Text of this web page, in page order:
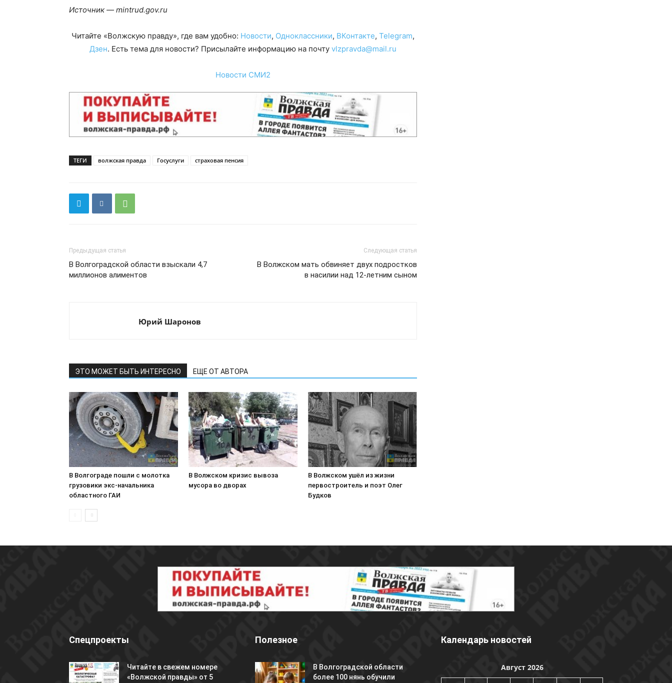
Источник — mintrud.gov.ru
Читайте «Волжскую правду», где вам удобно: Новости, Одноклассники, ВКонтакте, Telegram,
Дзен. Есть тема для новости? Присылайте информацию на почту vlzpravda@mail.ru
Новости СМИ2
ТЕГИ волжская правда Госуслуги страховая пенсия
Предыдущая статья
В Волгоградской области взыскали 4,7
миллионов алиментов
Следующая статья
В Волжском мать обвиняет двух подростков
в насилии над 12-летним сыном
Юрий Шаронов
ЭТО МОЖЕТ БЫТЬ ИНТЕРЕСНО ЕЩЕ ОТ АВТОРА
В Волгограде пошли с молотка
грузовики экс-начальника
областного ГАИ
В Волжском кризис вывоза
мусора во дворах
В Волжском ушёл из жизни
первостроитель и поэт Олег
Будков
Спецпроекты
Читайте в свежем номере
«Волжской правды» от 5
Полезное
В Волгоградской области
более 100 нянь обучили
Календарь новостей
Август 2026